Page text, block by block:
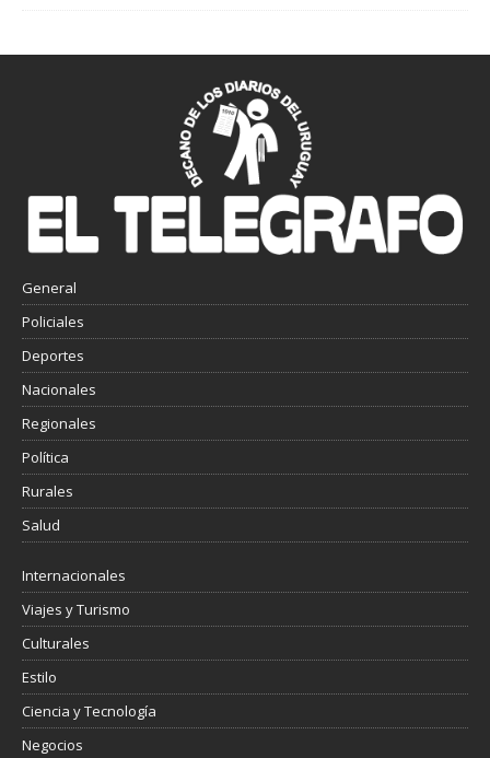
General
Policiales
Deportes
Nacionales
Regionales
Política
Rurales
Salud
Internacionales
Viajes y Turismo
Culturales
Estilo
Ciencia y Tecnología
Negocios